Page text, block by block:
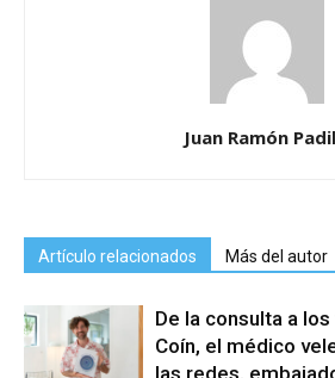
Juan Ramón
Artículo relacionados Más del autor
De la consulta a
Coín, el médico